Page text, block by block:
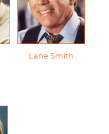
Lane Smith